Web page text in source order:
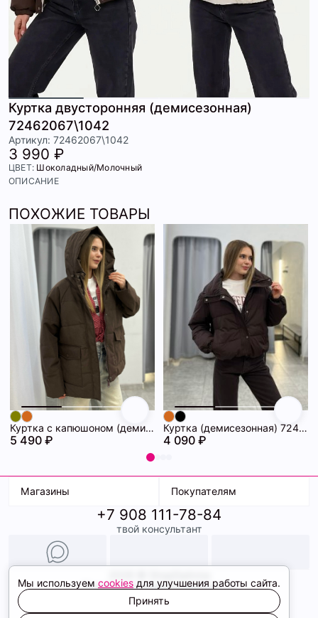
Куртка двусторонняя (демисезонная)
72462067\1042
Артикул: 72462067\1042
3 990 ₽
ЦВЕТ: Шоколадный/Молочный
ОПИСАНИЕ
ПОХОЖИЕ ТОВАРЫ
Куртка с капюшоном (демисезонная) 72462086\1013
5 490 ₽
Куртка (демисезонная) 72462069\1013
4 090 ₽
Магазины
ТК Терминал
ТРК Континент
Покупателям
Доставка
Условия оплаты
Образы
+7 908 111-78-84
твой консультант
Политика конфиденциальности
Соглашение cookie
Сайт создали
Мы используем cookies для улучшения работы сайта.
Принять